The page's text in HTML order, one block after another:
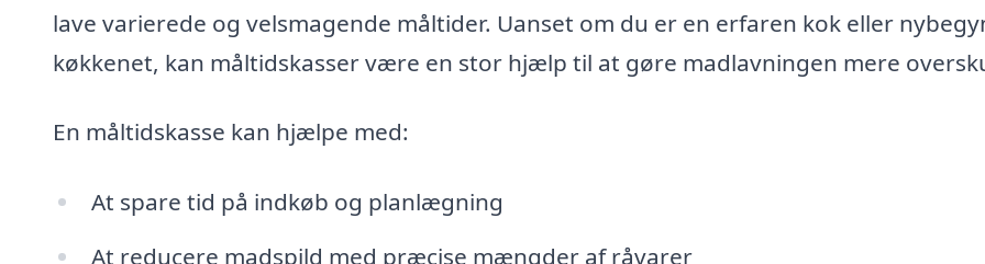
lave varierede og velsmagende måltider. Uanset om du er en erfaren kok eller
køkkenet, kan måltidskasser være en stor hjælp til at gøre madlavningen mere
En måltidskasse kan hjælpe med:
At spare tid på indkøb og planlægning
At reducere madspild med præcise mængder af råvarer